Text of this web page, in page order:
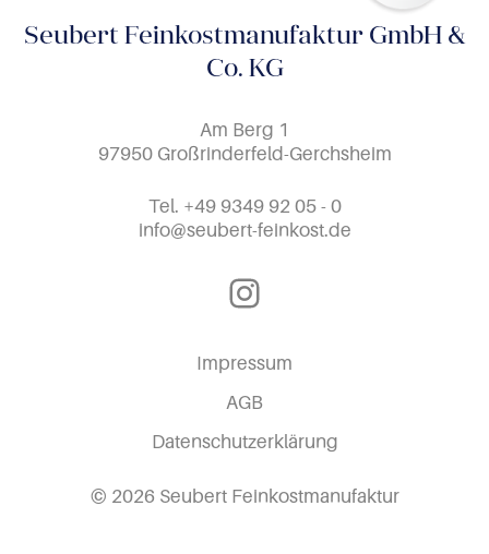
Seubert Feinkostmanufaktur GmbH &
Co. KG
Am Berg 1
97950 Großrinderfeld-Gerchsheim
Tel. +49 9349 92 05 - 0
info@seubert-feinkost.de
Impressum
AGB
Datenschutzerklärung
© 2026 Seubert Feinkostmanufaktur